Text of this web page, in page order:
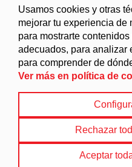
Usamos cookies y otras
mejorar tu experiencia de
para mostrarte
adecuados, para analizar
para comprender de
Ver más en política de
Rechazar
Aceptar
Entidades
© 2022
Política de